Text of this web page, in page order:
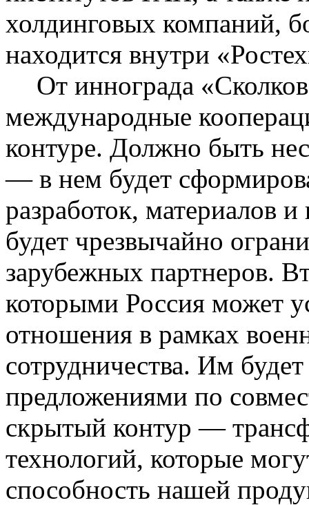
холдинговых компаний,
находится внутри «
Отиннограда
международные
контуре. Должно быть
— в нем будет
разработок, материалов
будет чрезвычайно
зарубежных партнеров.
которыми Россия может
отношения в рамках
сотрудничества. Им
предложениями по
скрытый контур —
технологий, которые
способность нашей